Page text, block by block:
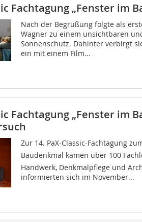
Fachtagung „Fenster im
Nach der Begrüßung folgte als
Wagner zu einem unsichtbaren
Sonnenschutz. Dahinter verbirgt
ein mit einem Film...
Fachtagung „Fenster im
Zur 14. PaX-Classic-Fachtagung
Baudenkmal kamen über 100
Handwerk, Denkmalpflege und
informierten sich im November...